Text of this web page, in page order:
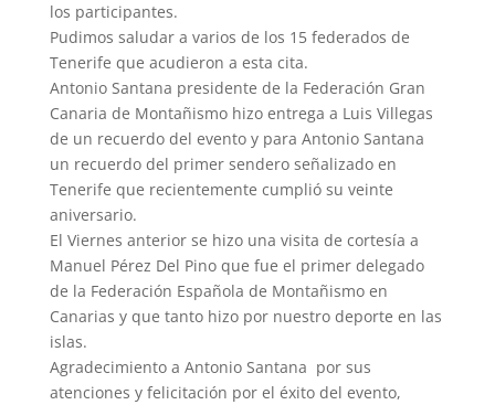
los participantes.
Pudimos saludar a varios de los 15 federados de
Tenerife que acudieron a esta cita.
Antonio Santana presidente de la Federación Gran
Canaria de Montañismo hizo entrega a Luis Villegas
de un recuerdo del evento y para Antonio Santana
un recuerdo del primer sendero señalizado en
Tenerife que recientemente cumplió su veinte
aniversario.
El Viernes anterior se hizo una visita de cortesía a
Manuel Pérez Del Pino que fue el primer delegado
de la Federación Española de Montañismo en
Canarias y que tanto hizo por nuestro deporte en las
islas.
Agradecimiento a Antonio Santana por sus
atenciones y felicitación por el éxito del evento,